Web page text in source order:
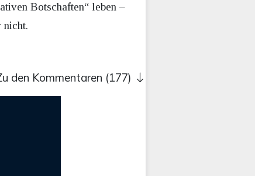
Botschaften“ leben –
nicht.
den Kommentaren (177)